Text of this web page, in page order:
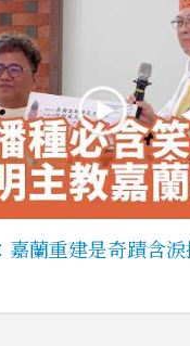
嘉蘭重建是奇蹟含